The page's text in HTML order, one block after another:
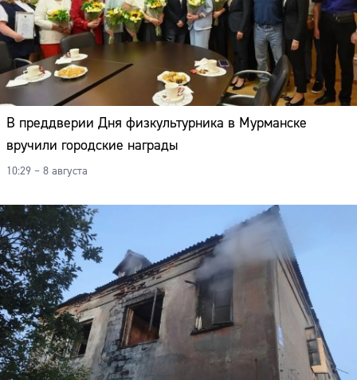
В преддверии Дня физкультурника в Мурманске
вручили городские награды
10:29 – 8 августа